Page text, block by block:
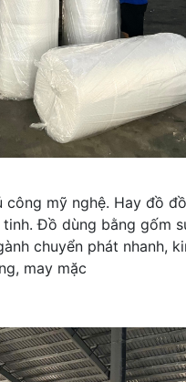
mỹ nghệ. Hay đồ
Đồ dùng bằng gốm
chuyển phát nhanh,
may mặc